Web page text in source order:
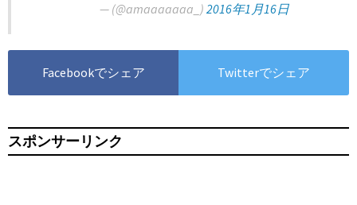
— (@amaaaaaaa_) 2016年1月16日
Facebookでシェア Twitterでシェア
スポンサーリンク